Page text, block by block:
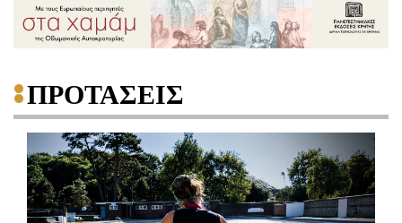
ΠΡΟΤΑΣΕΙΣ